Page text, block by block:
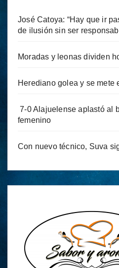
José Catoya: “Hay que ir
de ilusión sin ser
Moradas y leonas dividen
Herediano golea y se mete
7-0 Alajuelense aplastó al
femenino
Con nuevo técnico, Suva